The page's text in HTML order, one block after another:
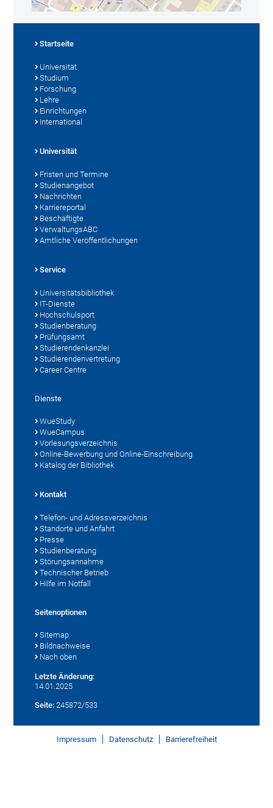
Startseite
Universität
Studium
Forschung
Lehre
Einrichtungen
International
Universität
Fristen und Termine
Studienangebot
Nachrichten
Karriereportal
Beschäftigte
VerwaltungsABC
Amtliche Veröffentlichungen
Service
Universitätsbibliothek
IT-Dienste
Hochschulsport
Studienberatung
Prüfungsamt
Studierendenkanzlei
Studierendenvertretung
Career Centre
Dienste
WueStudy
WueCampus
Vorlesungsverzeichnis
Online-Bewerbung und Online-Einschreibung
Katalog der Bibliothek
Kontakt
Telefon- und Adressverzeichnis
Standorte und Anfahrt
Presse
Studienberatung
Störungsannahme
Technischer Betrieb
Hilfe im Notfall
Seitenoptionen
Sitemap
Bildnachweise
Nach oben
Letzte Änderung:
14.01.2025
Seite: 245872/533
Impressum Datenschutz Barrierefreiheit